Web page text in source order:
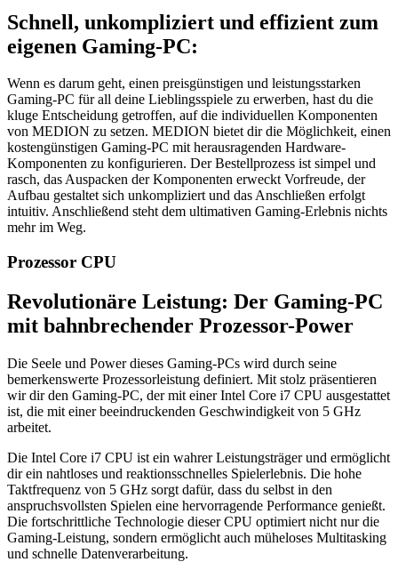
Schnell, unkompliziert und effizient zum
eigenen Gaming-PC:
Wenn es darum geht, einen preisgünstigen und leistungsstarken
Gaming-PC für all deine Lieblingsspiele zu erwerben, hast du die
kluge Entscheidung getroffen, auf die individuellen Komponenten
von MEDION zu setzen. MEDION bietet dir die Möglichkeit, einen
kostengünstigen Gaming-PC mit herausragenden Hardware-
Komponenten zu konfigurieren. Der Bestellprozess ist simpel und
rasch, das Auspacken der Komponenten erweckt Vorfreude, der
Aufbau gestaltet sich unkompliziert und das Anschließen erfolgt
intuitiv. Anschließend steht dem ultimativen Gaming-Erlebnis nichts
mehr im Weg.
Prozessor CPU
Revolutionäre Leistung: Der Gaming-PC
mit bahnbrechender Prozessor-Power
Die Seele und Power dieses Gaming-PCs wird durch seine
bemerkenswerte Prozessorleistung definiert. Mit stolz präsentieren
wir dir den Gaming-PC, der mit einer ‎Intel ‎Core i7 CPU ausgestattet
ist, die mit einer beeindruckenden Geschwindigkeit von ‎5 GHz
arbeitet.
Die ‎Intel ‎Core i7 CPU ist ein wahrer Leistungsträger und ermöglicht
dir ein nahtloses und reaktionsschnelles Spielerlebnis. Die hohe
Taktfrequenz von ‎5 GHz sorgt dafür, dass du selbst in den
anspruchsvollsten Spielen eine hervorragende Performance genießt.
Die fortschrittliche Technologie dieser CPU optimiert nicht nur die
Gaming-Leistung, sondern ermöglicht auch müheloses Multitasking
und schnelle Datenverarbeitung.